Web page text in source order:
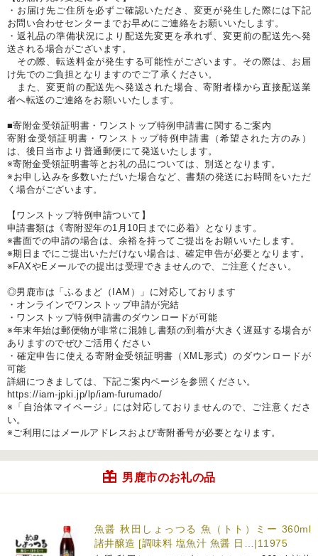
・お届け先ご住所を必ずご確認いただき、変更が発生した際には下記
お問い合わせセンターまでお早めにご連絡をお願いいたします。
・返礼品の準備状況により配送先変更を承れず、変更前の配送先へ発
送される場合がございます。
その際、転送料金が発生する可能性がございます。その際は、お届
け先でのご負担となりますのでご了承ください。
また、変更前の配送先へ発送された場合、寄附者様から直接配送業
者へ転送のご連絡をお願いいたします。
■寄附金受領証明書・ワンストップ特例申請書に関するご案内
寄附金受領証明書・ワンストップ特例申請書（希望された方のみ）
は、後日当市より普通郵便にて発送いたします。
※寄附金受領証明書等とお礼の品については、別送となります。
※お申し込みを多数いただいた場合など、書類の発送にお時間をいただ
く場合がございます。
【ワンストップ特例申請ついて】
申請書類は《寄附翌年の1月10日までに必着》となります。
※書面での申請の場合は、余裕を持ってご提出をお願いいたします。
※期日までにご提出いただけない場合は、確定申告が必要となります。
※FAXやEメールでの提出は受理できませんので、ご注意ください。
◎男鹿市は「ふるまど（IAM）」に対応しております
・オンラインでワンストップ申請が完結
・ワンストップ特例申請書のダウンロードが可能
※年末年始は郵便物が非常に混雑し書類の到着が大きく遅延する場合が
ありますのでぜひご活用ください
・確定申告に使える寄附金受領証明書（XML形式）のダウンロードが
可能
詳細につきましては、下記ご案内ページを参照ください。
https://iam-jpki.jp/lp/iam-furumado/
※「自治体マイページ」には対応しておりませんので、ご注意くださ
い。
※ご利用にはメールアドレスおよび寄附番号が必要となります。
男鹿市のお礼の品
魚醤 秋田しょっつる 魚（トト）ミー 360ml
諸井醸造 [調味料 塩魚汁 魚醤 日…|11975